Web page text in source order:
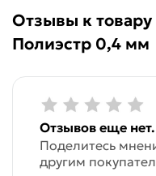
Отзывы к
Полиэстр 0,4 мм
Отзывов еще
Поделитесь
другим